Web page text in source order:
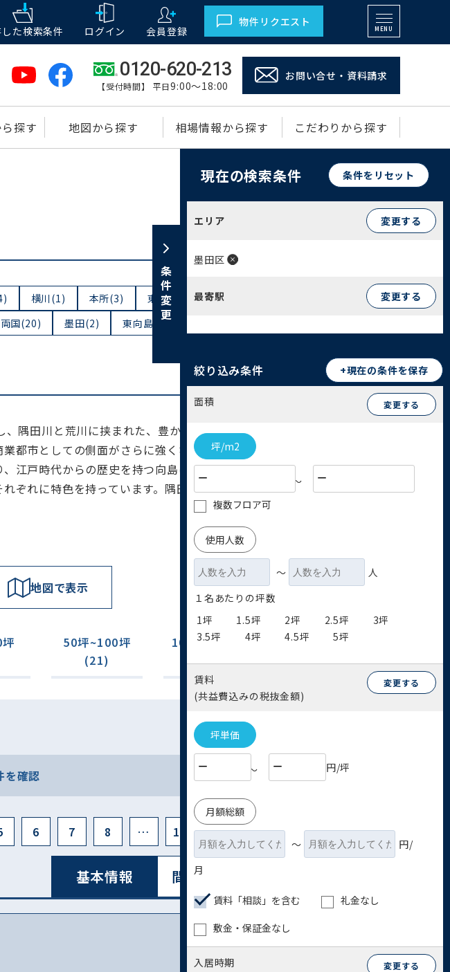
た検索条件 ログイン 会員登録
物件リクエスト
MENU
0120-620-213
【受付時間】 平日9:00～18:00
お問い合せ・資料請求
探す 地図から探す 相場情報から探す こだわりから探す
条件変更
現在の検索条件 条件をリセット
エリア 変更する
墨田区
最寄駅 変更する
絞り込み条件 +現在の条件を保存
面積 変更する
坪/m2
〜
複数フロア可
使用人数
〜
人
１名あたりの坪数
1坪
1.5坪 2坪 2.5坪
3坪
3.5坪
4坪 4.5坪 5坪
賃料
(共益費込みの税抜金額)
変更する
坪単価
〜 円/坪
月額総額
〜
円/
月
賃料「相談」を含む
礼金なし
敷金・保証金なし
入居時期 変更する
横川(1) 本所(3) 東駒形(2) 石原(3)
錦糸(9)
両国(20) 墨田(2) 東向島(8)
隅田川と荒川に挟まれた、豊かな水辺環境を持つ地域です。東京スカイ
都市としての側面がさらに強くなりました。伝統的な下町文化が息づく一
江戸時代からの歴史を持つ向島は花街として、両国は相撲の聖地として、
ぞれに特色を持っています。隅田川沿いの景観や、ものづくりの伝統も墨
地図で表⽰
50坪~100坪
(21)
100坪~200坪
(8)
200坪以上
(3)
を確認
6 7 8 … 11
基本情報 間取り図表⽰